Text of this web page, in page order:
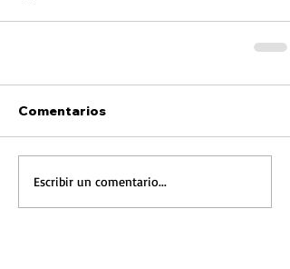
Comentarios
Escribir un comentario...